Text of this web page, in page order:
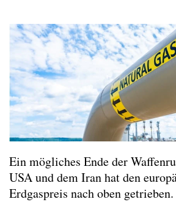
Ein mögliches Ende der
USA und dem Iran hat den
Erdgaspreis nach oben getrieben.